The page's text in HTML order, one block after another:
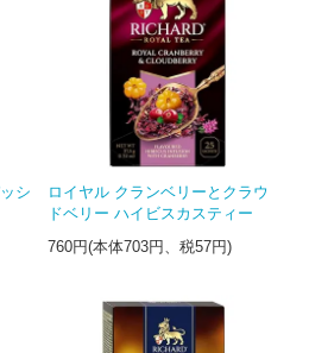
シ
ロイヤル クランベリーとクラウ
ドベリー ハイビスカスティー
760円(本体703円、税57円)